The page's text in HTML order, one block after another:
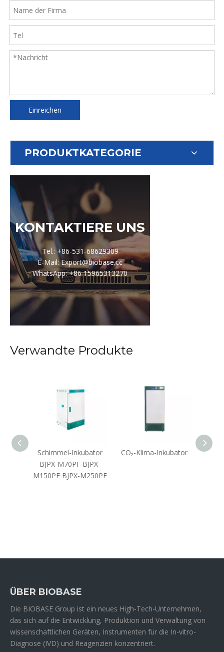
Einreichen
PRODUKTKATEGORIE
KONTAKTIERE UNS
Tel.: +86-531-68629309
E-Mail: Export@biobase.cc
WhatsApp: +86 15965313270
Verwandte Produkte
hohe
Schimmel-Inkubator
BJPX-M70PF BJPX-
M150PF BJPX-M250PF
CO₂-Klima-Inkubator
ÜBER BIOBASE
Die BIOBASE Group ist ein neues High-Tech-Unternehmen,
das sich auf die Entwicklung, Produktion und Verwaltung von
wissenschaftlichen Geräten, Instrumenten für die In-vitro-
Diagnose (IVD) und Reagenzien konzentriert.